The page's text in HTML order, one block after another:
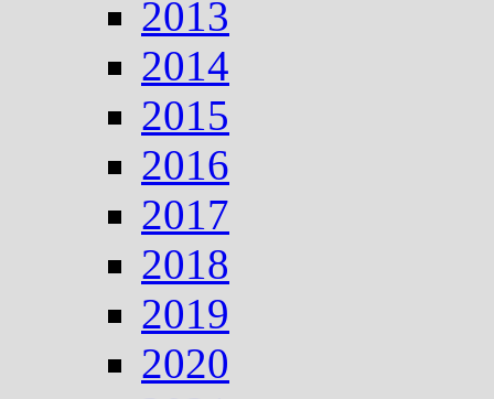
2013
2014
2015
2016
2017
2018
2019
2020